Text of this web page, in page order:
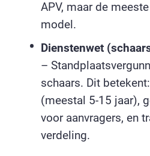
APV, maar de
model.
Dienstenwet
–
schaars. Dit
(meestal 5-15 jaar),
voor aanvragers, en
verdeling.